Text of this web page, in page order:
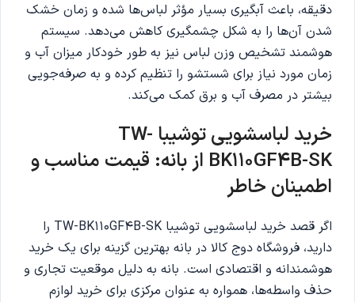
دقیقه، باعث آبگیری بسیار مؤثر لباس‌ها شده و زمان خشک
شدن آن‌ها را به شکل چشمگیری کاهش می‌دهد. سیستم
هوشمند تشخیص وزن لباس نیز به طور خودکار میزان آب و
زمان مورد نیاز برای شستشو را تنظیم کرده و به صرفه‌جویی
بیشتر در مصرف آب و برق کمک می‌کند.
خرید لباسشویی توشیبا TW-
BK110GF4B-SK از بانه: قیمت مناسب و
اطمینان خاطر
اگر قصد خرید لباسشویی توشیبا TW-BK110GF4B-SK را
دارید، فروشگاه دوج کالا در بانه بهترین گزینه برای یک خرید
هوشمندانه و اقتصادی است. بانه به دلیل موقعیت تجاری و
حذف واسطه‌ها، همواره به عنوان مرکزی برای خرید لوازم